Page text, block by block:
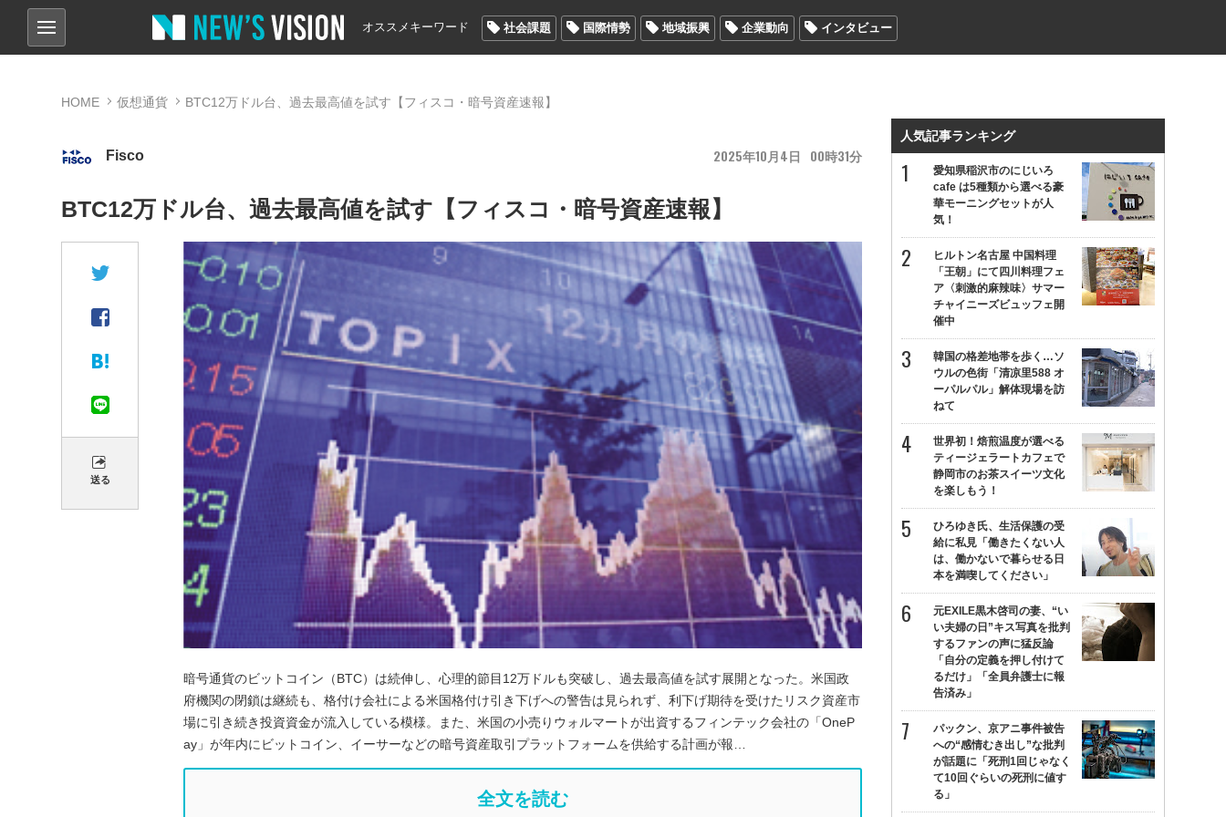
オススメキーワード 社会課題 国際情勢 地域振興 企業動向 インタビュー
HOME 仮想通貨 BTC12万ドル台、過去最高値を試す【フィスコ・暗号資産速報】
Fisco 2025 10 4 00 31
BTC12万ドル台、過去最高値を試す【フィスコ・暗号資産速報】
送る
暗号通貨のビットコイン（BTC）は続伸し、心理的節目12万ドルも突破し、過去最高値を試す展開となった。米国政
府機関の閉鎖は継続も、格付け会社による米国格付け引き下げへの警告は見られず、利下げ期待を受けたリスク資産市
場に引き続き投資資金が流入している模様。また、米国の小売りウォルマートが出資するフィンテック会社の「OneP
ay」が年内にビットコイン、イーサーなどの暗号資産取引プラットフォームを供給する計画が報…
全文を読む
人気記事ランキング
愛知県稲沢市のにじいろ
cafe は5種類から選べる豪
華モーニングセットが人
気！
ヒルトン名古屋 中国料理
「王朝」にて四川料理フェ
ア〈刺激的麻辣味〉サマー
チャイニーズビュッフェ開
催中
韓国の格差地帯を歩く…ソ
ウルの色街「清凉里588 オ
ーパルパル」解体現場を訪
ねて
世界初！焙煎温度が選べる
ティージェラートカフェで
静岡市のお茶スイーツ文化
を楽しもう！
ひろゆき氏、生活保護の受
給に私見「働きたくない人
は、働かないで暮らせる日
本を満喫してください」
元EXILE黒木啓司の妻、“い
い夫婦の日”キス写真を批判
するファンの声に猛反論
「自分の定義を押し付けて
るだけ」「全員弁護士に報
告済み」
パックン、京アニ事件被告
への“感情むき出し”な批判
が話題に「死刑1回じゃなく
て10回ぐらいの死刑に値す
る」